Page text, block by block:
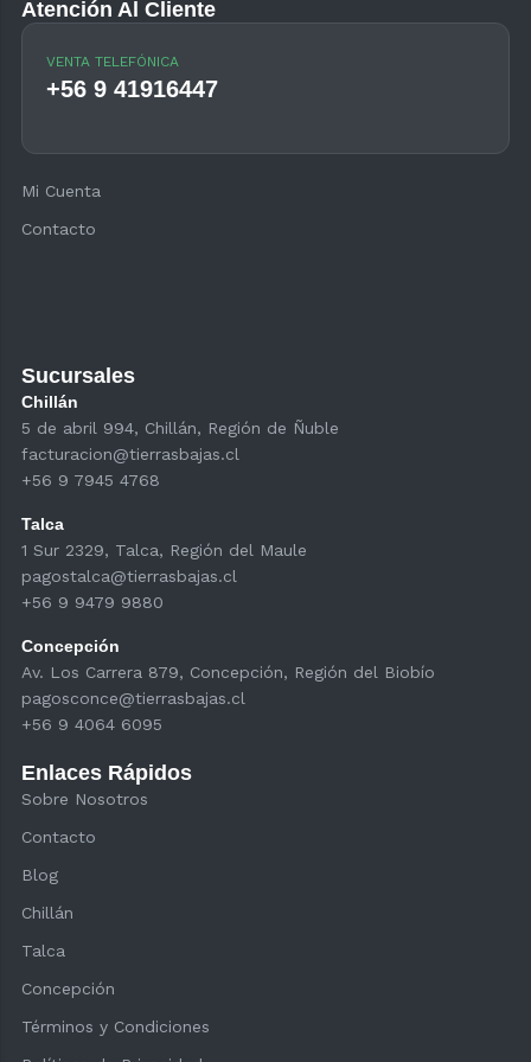
Sucursales
Chillán
5 de abril 994, Chillán, Región de Ñuble
facturacion@tierrasbajas.cl
+56 9 7945 4768
Talca
1 Sur 2329, Talca, Región del Maule
pagostalca@tierrasbajas.cl
+56 9 9479 9880
Concepción
Av. Los Carrera 879, Concepción, Región del Biobío
pagosconce@tierrasbajas.cl
+56 9 4064 6095
Enlaces Rápidos
Sobre Nosotros
Contacto
Blog
Chillán
Talca
Concepción
Términos y Condiciones
Atención Al Cliente
VENTA TELEFÓNICA
+56 9 41916447
Mi Cuenta
Contacto